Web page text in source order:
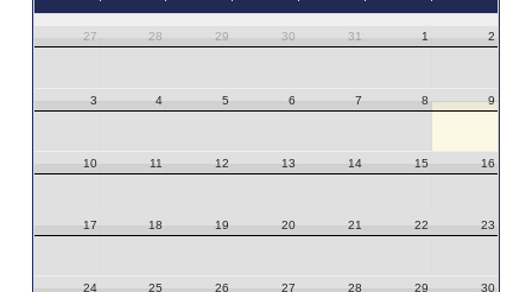
27 28 29 30 31 1 2
3 4 5 6 7 8 9
10 11 12 13 14 15 16
17 18 19 20 21 22 23
24 25 26 27 28 29 30